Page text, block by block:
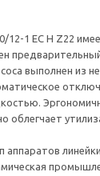
12-1 EC H Z22
выполнен из
облегчает
аппаратов